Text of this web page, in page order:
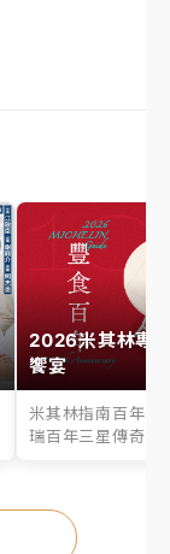
2026米其林專
饗宴
米其林指南百年之
瑞百年三星傳奇、